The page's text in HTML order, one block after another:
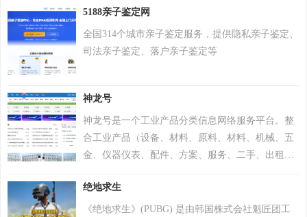
下官网手机号码测吉凶查询系统，专业最新版、超
准，靠谱！
5188亲子鉴定网
全国314个城市亲子鉴定服务，提供隐私亲子鉴定、
司法亲子鉴定、落户亲子鉴定等
神龙号
神龙号是一个工业产品分类信息网络服务平台。整
合工业产品（设备、材料、原料、材料、机械、五
金、仪器仪表、配件、方案、服务、二手、出租
品信息。同时设有产品排行 榜单、产品品牌、品牌
排行、行业专区、产品品类专区等栏目，帮助中小
绝地求生
《绝地求生》(PUBG) 是由韩国株式会社魁匠团工